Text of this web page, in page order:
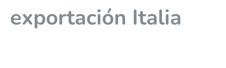
exportación Italia